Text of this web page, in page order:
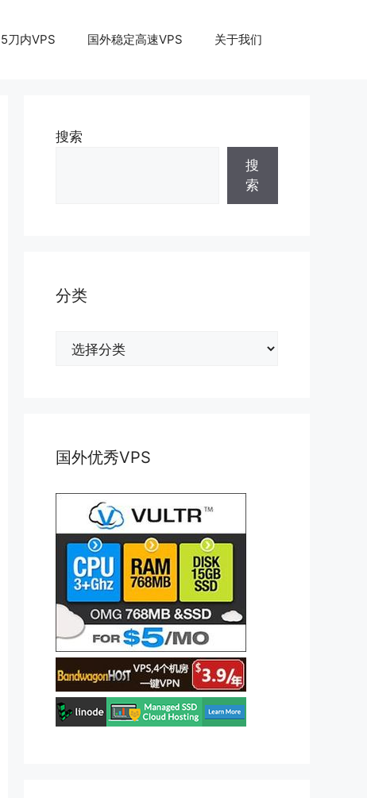
刀内VPS 国外稳定高速VPS 关于我们
搜索
搜
索
分类
国外优秀VPS